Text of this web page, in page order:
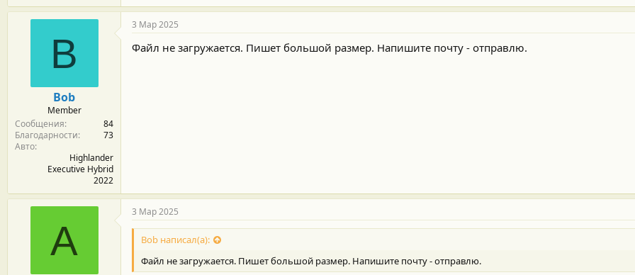
B
Bob
Member
Сообщения
84
Благодарности
73
Авто
Highlander
Executive Hybrid
2022
3 Мар 2025
Файл не загружается. Пишет большой размер. Напишите почту - отправлю.
А
3 Мар 2025
Bob написал(а):
Файл не загружается. Пишет большой размер. Напишите почту - отправлю.